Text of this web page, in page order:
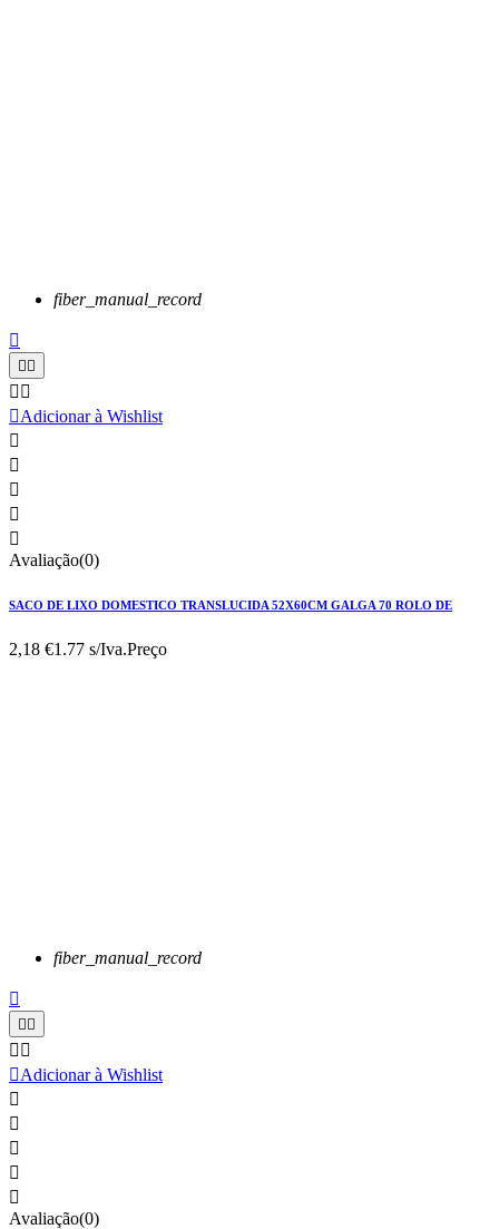
fiber_manual_record


 
Adicionar à Wishlist





Avaliação(0)
SACO DE LIXO DOMESTICO TRANSLUCIDA 52X60CM GALGA 70 ROLO DE
2,18 €1.77 s/Iva.Preço
fiber_manual_record


 
Adicionar à Wishlist





Avaliação(0)